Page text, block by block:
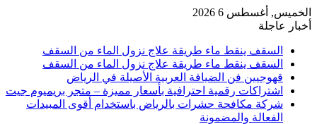
الخميس, أغسطس 6 2026
أخبار عاجلة
السقف ينقط ماء طريقة علاج نزول الماء من السقف
السقف ينقط ماء طريقة علاج نزول الماء من السقف
قهوجيين فن الضيافة العربية الأصيلة في الرياض
اشتراكات رقمية احترافية بأسعار مميزة – متجر بريميوم جيت
شركة مكافحة حشرات بالرياض باستخدام أقوى المبيدات
الفعالة والمضمونة